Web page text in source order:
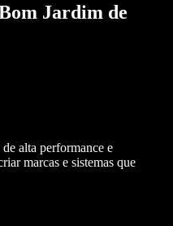
Jardim de
alta performance e
marcas e sistemas que